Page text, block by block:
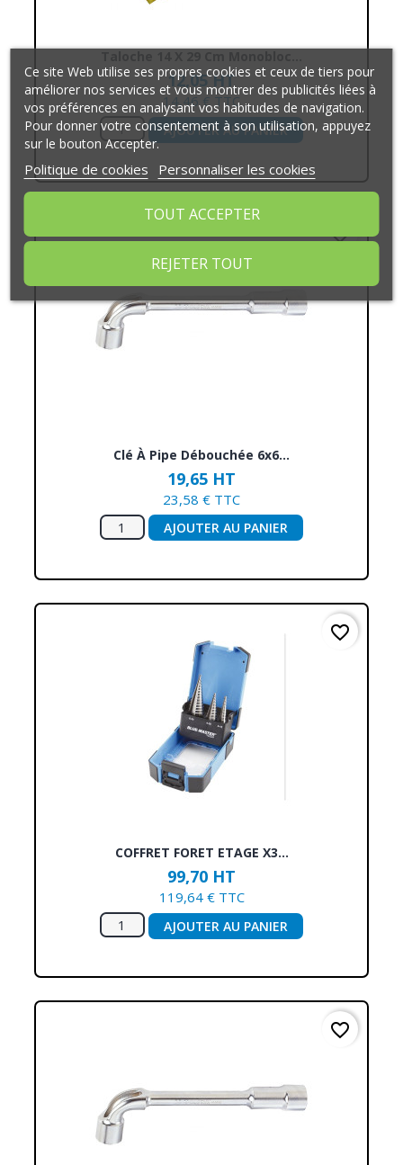
12,05 HT
14,46 € TTC
AJOUTER AU PANIER
Clé À Pipe Débouchée 6x6...
19,65 HT
23,58 € TTC
AJOUTER AU PANIER
favorite_border
COFFRET FORET ETAGE X3...
99,70 HT
119,64 € TTC
AJOUTER AU PANIER
favorite_border
favorite_border
Ce site Web utilise ses propres cookies et ceux de tiers pour
améliorer nos services et vous montrer des publicités liées à
vos préférences en analysant vos habitudes de navigation.
Pour donner votre consentement à son utilisation, appuyez
sur le bouton Accepter.
Politique de cookies Personnaliser les cookies
REJETER TOUT
TOUT ACCEPTER